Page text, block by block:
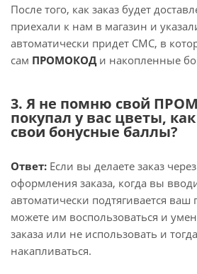
После того, как заказ будет
приехали к нам в магазин и
автоматически придет СМС, в
сам ПРОМОКОДи накопленные
3. Я не помню свой
покупал у вас цветы,
свои бонусные баллы?
Ответ: Если вы делаете заказ
оформления заказа, когда вы
автоматически подтягивается
можете им воспользоваться и
заказа или не использовать и
накапливаться.